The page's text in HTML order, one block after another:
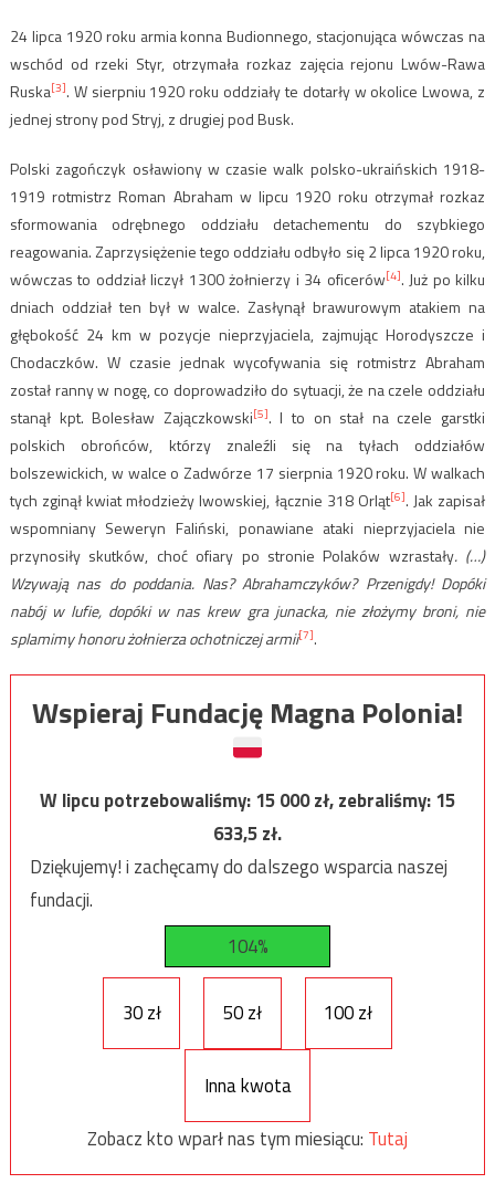
24 lipca 1920 roku armia konna Budionnego, stacjonująca wówczas na
wschód od rzeki Styr, otrzymała rozkaz zajęcia rejonu Lwów-Rawa
Ruska[3]. W sierpniu 1920 roku oddziały te dotarły w okolice Lwowa, z
jednej strony pod Stryj, z drugiej pod Busk.
Polski zagończyk osławiony w czasie walk polsko-ukraińskich 1918-
1919 rotmistrz Roman Abraham w lipcu 1920 roku otrzymał rozkaz
sformowania odrębnego oddziału detachementu do szybkiego
reagowania. Zaprzysiężenie tego oddziału odbyło się 2 lipca 1920 roku,
wówczas to oddział liczył 1300 żołnierzy i 34 oficerów[4]. Już po kilku
dniach oddział ten był w walce. Zasłynął brawurowym atakiem na
głębokość 24 km w pozycje nieprzyjaciela, zajmując Horodyszcze i
Chodaczków. W czasie jednak wycofywania się rotmistrz Abraham
został ranny w nogę, co doprowadziło do sytuacji, że na czele oddziału
stanął kpt. Bolesław Zajączkowski[5]. I to on stał na czele garstki
polskich obrońców, którzy znaleźli się na tyłach oddziałów
bolszewickich, w walce o Zadwórze 17 sierpnia 1920 roku. W walkach
tych zginął kwiat młodzieży lwowskiej, łącznie 318 Orląt[6]. Jak zapisał
wspomniany Seweryn Faliński, ponawiane ataki nieprzyjaciela nie
przynosiły skutków, choć ofiary po stronie Polaków wzrastały. (…)
Wzywają nas do poddania. Nas? Abrahamczyków? Przenigdy! Dopóki
nabój w lufie, dopóki w nas krew gra junacka, nie złożymy broni, nie
splamimy honoru żołnierza ochotniczej armii[7].
Wspieraj Fundację Magna Polonia!
W lipcu potrzebowaliśmy:15 000zł, zebraliśmy:15
633,5zł.
Dziękujemy! i zachęcamy do dalszego wsparcia naszej
fundacji.
104%
30 zł 50 zł 100 zł
Inna kwota
Zobacz kto wparł nas tym miesiącu: Tutaj